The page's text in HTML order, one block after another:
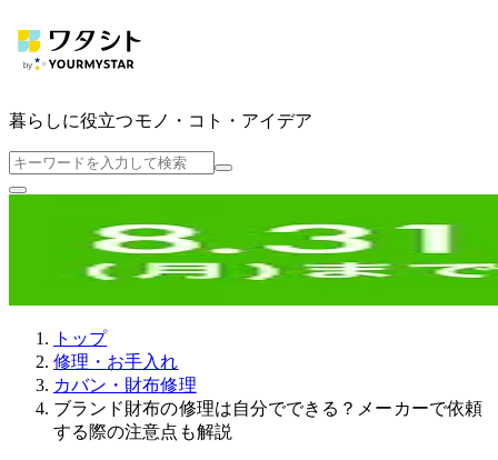
暮らしに役立つモノ・コト・アイデア
トップ
修理・お手入れ
カバン・財布修理
ブランド財布の修理は自分でできる？メーカーで依頼
する際の注意点も解説